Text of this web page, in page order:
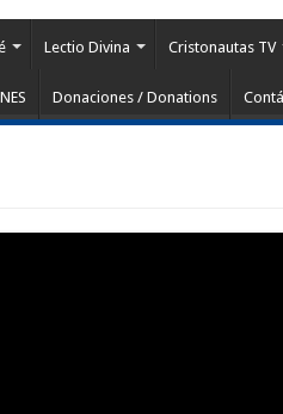
Lectio Divina Cristonautas TV
Donaciones / Donations